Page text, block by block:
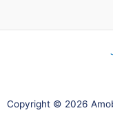
Copyright © 2026